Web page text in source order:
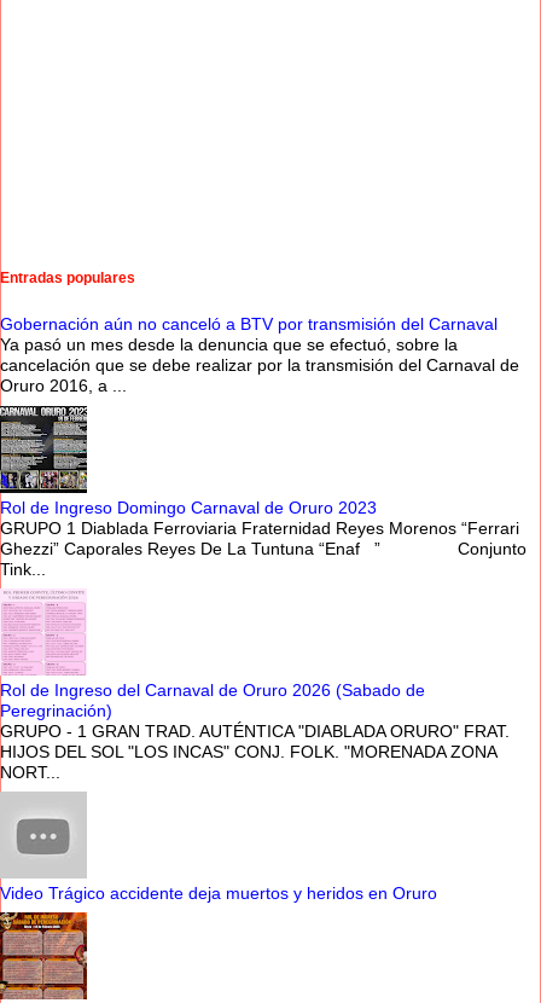
Entradas populares
Gobernación aún no canceló a BTV por transmisión del Carnaval
Ya pasó un mes desde la denuncia que se efectuó, sobre la
cancelación que se debe realizar por la transmisión del Carnaval de
Oruro 2016, a ...
Rol de Ingreso Domingo Carnaval de Oruro 2023
GRUPO 1 Diablada Ferroviaria Fraternidad Reyes Morenos “Ferrari
Ghezzi” Caporales Reyes De La Tuntuna “Enaf ” Conjunto
Tink...
Rol de Ingreso del Carnaval de Oruro 2026 (Sabado de
Peregrinación)
GRUPO - 1 GRAN TRAD. AUTÉNTICA "DIABLADA ORURO" FRAT.
HIJOS DEL SOL "LOS INCAS" CONJ. FOLK. "MORENADA ZONA
NORT...
Video Trágico accidente deja muertos y heridos en Oruro